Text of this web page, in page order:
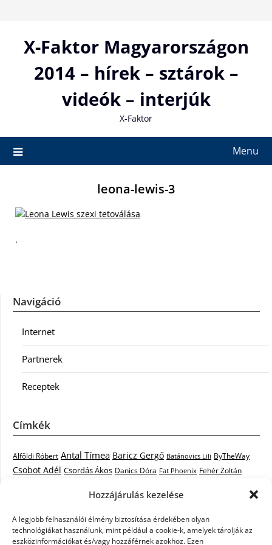
Hozzájárulás kezelése
A legjobb felhasználói élmény biztosítása érdekében olyan
technológiákat használunk, mint például a cookie-k, amelyek tárolják az
eszközinformációkat és/vagy hozzáférnek azokhoz. Ezen
contentX-Faktor Magyarországon
2014 – hírek – sztárok –
videók – interjúk
X-Faktor
Menu
leona-lewis-3
.
Navigáció
Internet
Partnerek
Receptek
Címkék
Alföldi Róbert Antal Tímea Baricz Gergő Batánovics Lili ByTheWay
Csobot Adél Csordás Ákos Danics Dóra Fat Phoenix Fehér Zoltán
Kovács László Stone
Krasznai Tünde Like LiL C. Malek Miklós mentor Muri Enikő
Nagy Feró Oláh Gergő Péterffy Lili Rocktenors RTL Klub